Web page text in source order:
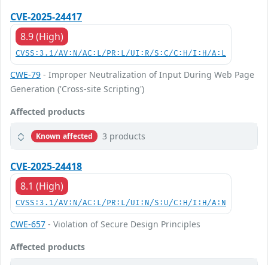
CVE-2025-24417
8.9 (High)
CVSS:3.1/AV:N/AC:L/PR:L/UI:R/S:C/C:H/I:H/A:L
CWE-79 - Improper Neutralization of Input During Web Page
Generation ('Cross-site Scripting')
Affected products
Known affected 3 products
CVE-2025-24418
8.1 (High)
CVSS:3.1/AV:N/AC:L/PR:L/UI:N/S:U/C:H/I:H/A:N
CWE-657 - Violation of Secure Design Principles
Affected products